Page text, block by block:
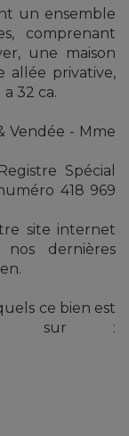
un ensemble
comprenant
une maison
allée privative,
32 ca.
Vendée - Mme
Spécial
418 969
site internet
dernières
ce bien est
sur :